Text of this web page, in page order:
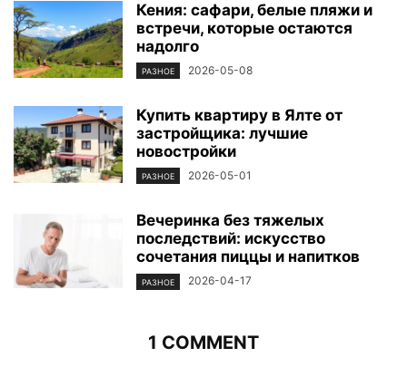
Кения: сафари, белые пляжи и
встречи, которые остаются
надолго
РАЗНОЕ 2026-05-08
Купить квартиру в Ялте от
застройщика: лучшие
новостройки
РАЗНОЕ 2026-05-01
Вечеринка без тяжелых
последствий: искусство
сочетания пиццы и напитков
РАЗНОЕ 2026-04-17
1 COMMENT